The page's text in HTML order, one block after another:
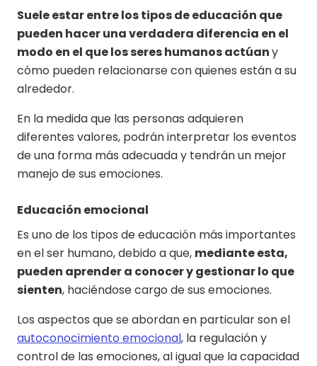
Suele estar entre los tipos de educación que
pueden hacer una verdadera diferencia en el
modo en el que los seres humanos actúany
cómo pueden relacionarse con quienes están a su
alrededor.
En la medida que las personas adquieren
diferentes valores, podrán interpretar los eventos
de una forma más adecuada y tendrán un mejor
manejo de sus emociones.
Educación emocional
Es uno de los tipos de educación más importantes
en el ser humano, debido a que, mediante esta,
pueden aprender a conocer y gestionar lo que
sienten, haciéndose cargo de sus emociones.
Los aspectos que se abordan en particular son el
autoconocimiento emocional, la regulación y
control de las emociones, al igual que la capacidad